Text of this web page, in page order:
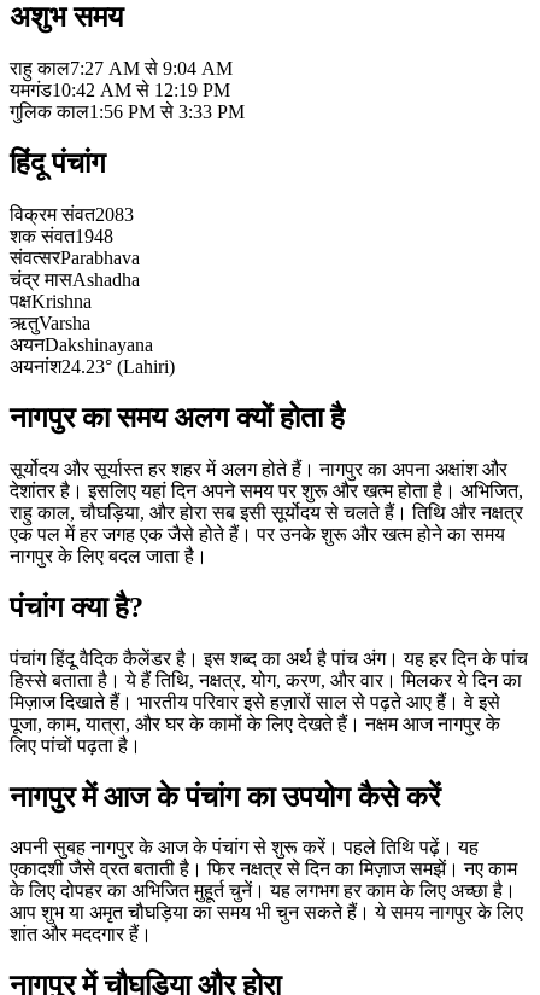
अशुभ समय
राहु काल7:27 AM से 9:04 AM
यमगंड10:42 AM से 12:19 PM
गुलिक काल1:56 PM से 3:33 PM
हिंदू पंचांग
विक्रम संवत2083
शक संवत1948
संवत्सरParabhava
चंद्र मासAshadha
पक्षKrishna
ऋतुVarsha
अयनDakshinayana
अयनांश24.23° (Lahiri)
नागपुर का समय अलग क्यों होता है
सूर्योदय और सूर्यास्त हर शहर में अलग होते हैं। नागपुर का अपना अक्षांश और
देशांतर है। इसलिए यहां दिन अपने समय पर शुरू और खत्म होता है। अभिजित,
राहु काल, चौघड़िया, और होरा सब इसी सूर्योदय से चलते हैं। तिथि और नक्षत्र
एक पल में हर जगह एक जैसे होते हैं। पर उनके शुरू और खत्म होने का समय
नागपुर के लिए बदल जाता है।
पंचांग क्या है?
पंचांग हिंदू वैदिक कैलेंडर है। इस शब्द का अर्थ है पांच अंग। यह हर दिन के पांच
हिस्से बताता है। ये हैं तिथि, नक्षत्र, योग, करण, और वार। मिलकर ये दिन का
मिज़ाज दिखाते हैं। भारतीय परिवार इसे हज़ारों साल से पढ़ते आए हैं। वे इसे
पूजा, काम, यात्रा, और घर के कामों के लिए देखते हैं। नक्षम आज नागपुर के
लिए पांचों पढ़ता है।
नागपुर में आज के पंचांग का उपयोग कैसे करें
अपनी सुबह नागपुर के आज के पंचांग से शुरू करें। पहले तिथि पढ़ें। यह
एकादशी जैसे व्रत बताती है। फिर नक्षत्र से दिन का मिज़ाज समझें। नए काम
के लिए दोपहर का अभिजित मुहूर्त चुनें। यह लगभग हर काम के लिए अच्छा है।
आप शुभ या अमृत चौघड़िया का समय भी चुन सकते हैं। ये समय नागपुर के लिए
शांत और मददगार हैं।
नागपुर में चौघड़िया और होरा